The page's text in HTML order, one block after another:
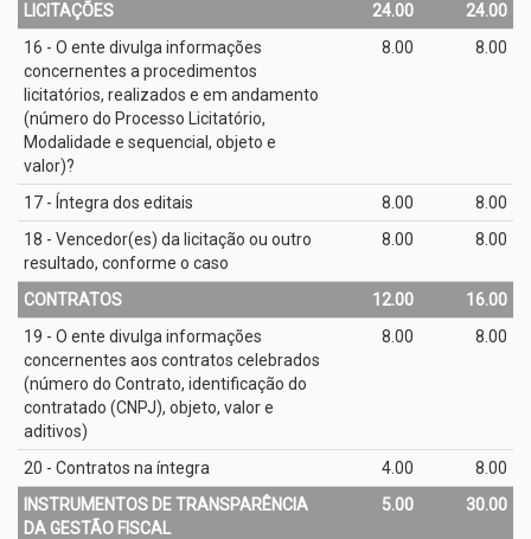
LICITAÇÕES 24.00
24.00
16 - O ente divulga informações
concernentes a procedimentos
licitatórios, realizados e em andamento
(número do Processo Licitatório,
Modalidade e sequencial, objeto e
valor)?
8.00 8.00
17 - Íntegra dos editais 8.00
8.00
18 - Vencedor(es) da licitação ou outro
resultado, conforme o caso
8.00 8.00
CONTRATOS 12.00
16.00
19 - O ente divulga informações
concernentes aos contratos celebrados
(número do Contrato, identificação do
contratado (CNPJ), objeto, valor e
aditivos)
8.00 8.00
20 - Contratos na íntegra 4.00
8.00
INSTRUMENTOS DE TRANSPARÊNCIA
DA GESTÃO FISCAL
5.00 30.00